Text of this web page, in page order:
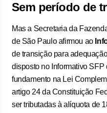
Sem período de
Mas a Secretaria da
de São Paulo afirmou ao
de transição para
disposto no Informativo SFP
fundamento na Lei
artigo 24 da Constituição
ser tributadas à alíquota de